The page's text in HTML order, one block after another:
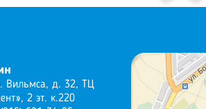
Вильмса, д. 32, ТЦ
2 эт. к.220